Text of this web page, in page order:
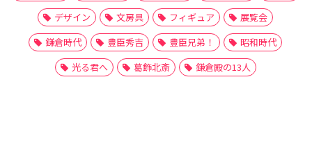
デザイン
文房具 フィギュア
展覧会
鎌倉時代
豊臣秀吉 豊臣兄弟！
昭和時代
光る君へ
葛飾北斎 鎌倉殿の13人